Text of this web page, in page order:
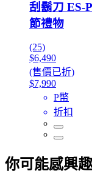
刮鬍刀 ES-
節禮物
(25)
$6,490
(售價已折)
$7,990
P幣
折扣
你可能感興